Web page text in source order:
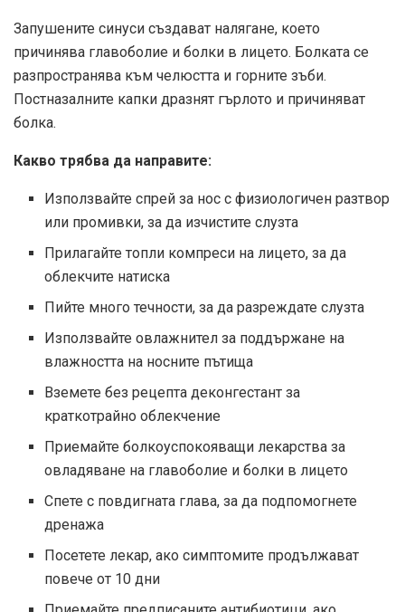
Запушените синуси създават налягане, което
причинява главоболие и болки в лицето. Болката се
разпространява към челюстта и горните зъби.
Постназалните капки дразнят гърлото и причиняват
болка.
Какво трябва да направите:
Използвайте спрей за нос с физиологичен разтвор
или промивки, за да изчистите слузта
Прилагайте топли компреси на лицето, за да
облекчите натиска
Пийте много течности, за да разреждате слузта
Използвайте овлажнител за поддържане на
влажността на носните пътища
Вземете без рецепта деконгестант за
краткотрайно облекчение
Приемайте болкоуспокояващи лекарства за
овладяване на главоболие и болки в лицето
Спете с повдигната глава, за да подпомогнете
дренажа
Посетете лекар, ако симптомите продължават
повече от 10 дни